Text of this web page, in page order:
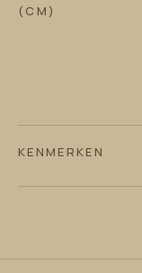
(CM)
KENMERKEN